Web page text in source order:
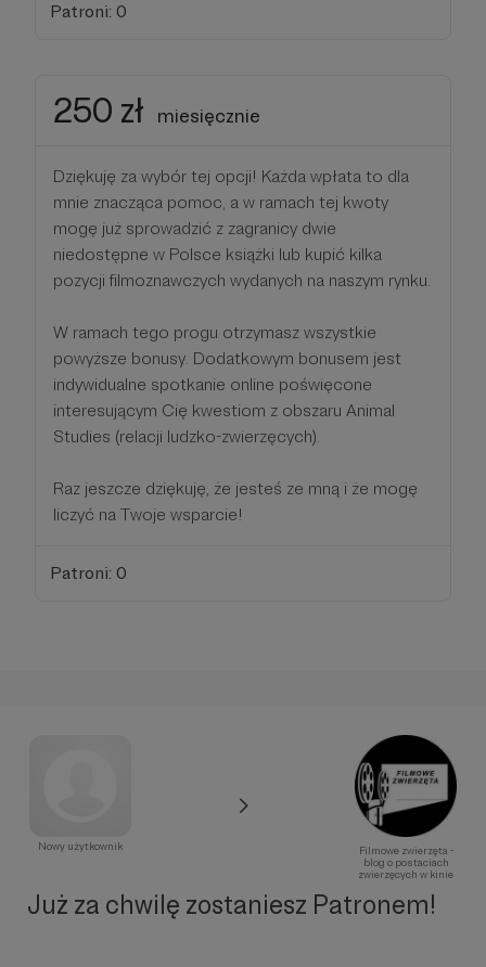
Patroni: 0
250 zł miesięcznie
Dziękuję za wybór tej opcji! Każda wpłata to dla
mnie znacząca pomoc, a w ramach tej kwoty
mogę już sprowadzić z zagranicy dwie
niedostępne w Polsce książki lub kupić kilka
pozycji filmoznawczych wydanych na naszym rynku.
W ramach tego progu otrzymasz wszystkie
powyższe bonusy. Dodatkowym bonusem jest
indywidualne spotkanie online poświęcone
interesującym Cię kwestiom z obszaru Animal
Studies (relacji ludzko-zwierzęcych).
Raz jeszcze dziękuję, że jesteś ze mną i że mogę
liczyć na Twoje wsparcie!
Patroni: 0
Nowy użytkownik
Filmowe zwierzęta -
blog o postaciach
zwierzęcych w kinie
Już za chwilę zostaniesz Patronem!